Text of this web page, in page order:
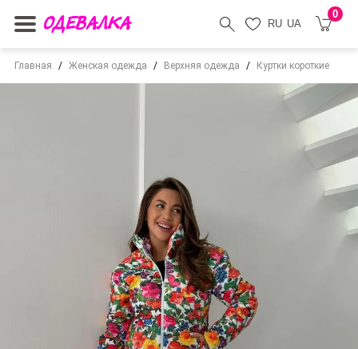
RU UA
0
Главная Женская одежда Верхняя одежда Куртки короткие